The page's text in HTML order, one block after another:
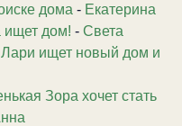
дома - Екатерина
ищет дом! - Света
ищет новый дом и
Зора хочет стать